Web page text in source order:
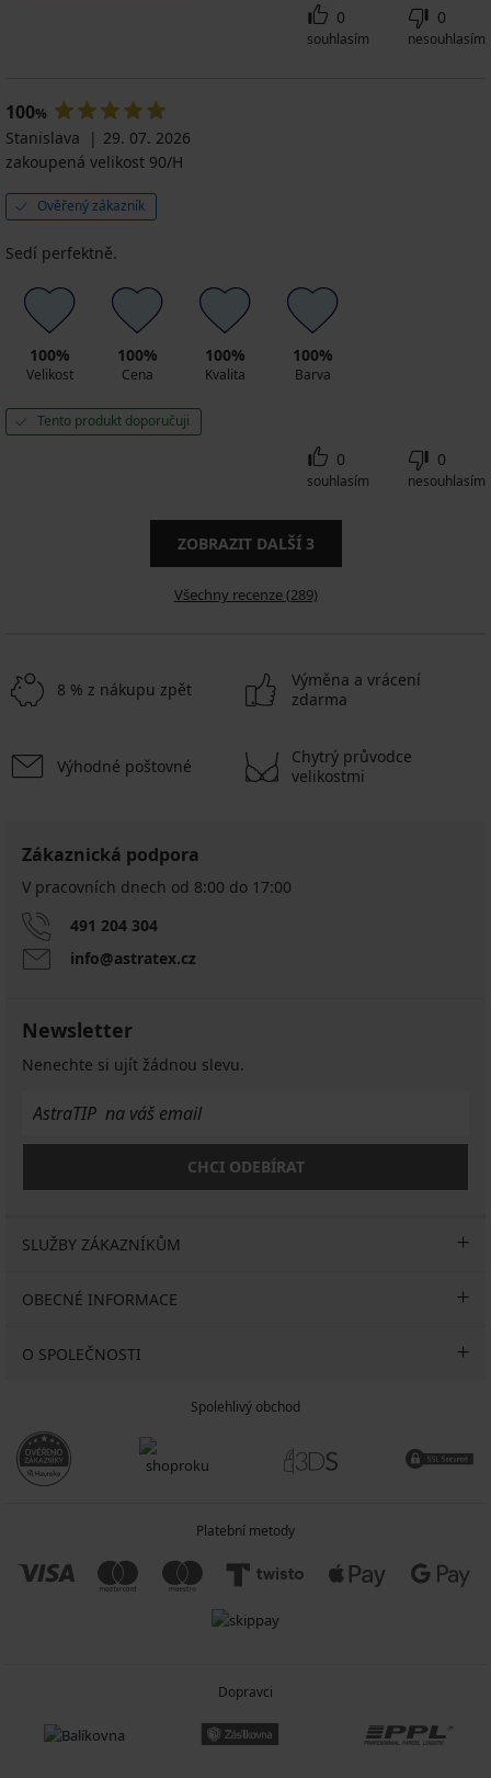
0
souhlasím
0
nesouhlasím
100%
Stanislava
29. 07. 2026
zakoupená velikost 90/H
Ověřený zákazník
Sedí perfektně.
100%
Velikost
100%
Cena
100%
Kvalita
100%
Barva
Tento produkt doporučuji
0
souhlasím
0
nesouhlasím
ZOBRAZIT DALŠÍ 3
Všechny recenze (289)
8 % z nákupu zpět
Výměna a vrácení
zdarma
Výhodné poštovné
Chytrý průvodce
velikostmi
Zákaznická podpora
V pracovních dnech od 8:00 do 17:00
491 204 304
info@astratex.cz
Newsletter
Nenechte si ujít žádnou slevu.
CHCI ODEBÍRAT
SLUŽBY ZÁKAZNÍKŮM
OBECNÉ INFORMACE
O SPOLEČNOSTI
Spolehlivý obchod
Platební metody
Dopravci